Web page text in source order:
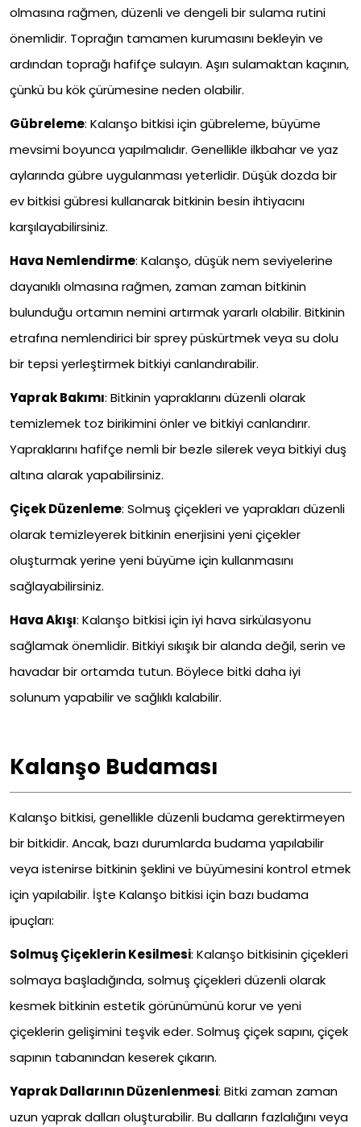
olmasına rağmen, düzenli ve dengeli bir sulama rutini
önemlidir. Toprağın tamamen kurumasını bekleyin ve
ardından toprağı hafifçe sulayın. Aşırı sulamaktan kaçının,
çünkü bu kök çürümesine neden olabilir.
Gübreleme: Kalanşo bitkisi için gübreleme, büyüme
mevsimi boyunca yapılmalıdır. Genellikle ilkbahar ve yaz
aylarında gübre uygulanması yeterlidir. Düşük dozda bir
ev bitkisi gübresi kullanarak bitkinin besin ihtiyacını
karşılayabilirsiniz.
Hava Nemlendirme: Kalanşo, düşük nem seviyelerine
dayanıklı olmasına rağmen, zaman zaman bitkinin
bulunduğu ortamın nemini artırmak yararlı olabilir. Bitkinin
etrafına nemlendirici bir sprey püskürtmek veya su dolu
bir tepsi yerleştirmek bitkiyi canlandırabilir.
Yaprak Bakımı: Bitkinin yapraklarını düzenli olarak
temizlemek toz birikimini önler ve bitkiyi canlandırır.
Yapraklarını hafifçe nemli bir bezle silerek veya bitkiyi duş
altına alarak yapabilirsiniz.
Çiçek Düzenleme: Solmuş çiçekleri ve yaprakları düzenli
olarak temizleyerek bitkinin enerjisini yeni çiçekler
oluşturmak yerine yeni büyüme için kullanmasını
sağlayabilirsiniz.
Hava Akışı: Kalanşo bitkisi için iyi hava sirkülasyonu
sağlamak önemlidir. Bitkiyi sıkışık bir alanda değil, serin ve
havadar bir ortamda tutun. Böylece bitki daha iyi
solunum yapabilir ve sağlıklı kalabilir.
Kalanşo Budaması
Kalanşo bitkisi, genellikle düzenli budama gerektirmeyen
bir bitkidir. Ancak, bazı durumlarda budama yapılabilir
veya istenirse bitkinin şeklini ve büyümesini kontrol etmek
için yapılabilir. İşte Kalanşo bitkisi için bazı budama
ipuçları:
Solmuş Çiçeklerin Kesilmesi: Kalanşo bitkisinin çiçekleri
solmaya başladığında, solmuş çiçekleri düzenli olarak
kesmek bitkinin estetik görünümünü korur ve yeni
çiçeklerin gelişimini teşvik eder. Solmuş çiçek sapını, çiçek
sapının tabanından keserek çıkarın.
Yaprak Dallarının Düzenlenmesi: Bitki zaman zaman
uzun yaprak dalları oluşturabilir. Bu dalların fazlalığını veya